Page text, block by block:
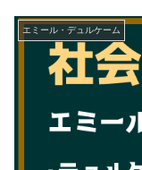
エミール・デュルケーム